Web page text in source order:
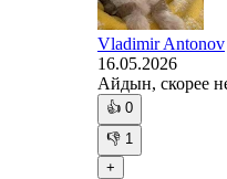
Vladimir Antonov
16.05.2026
Айдын, скорее
👍 0
👎 1
+